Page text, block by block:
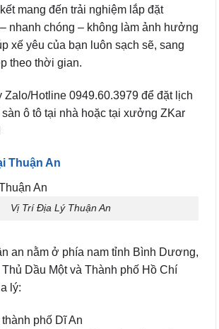
mang đến trải nghiệm lắp đặt
nhanh chóng – không làm ảnh hưởng
xế yêu của bạn luôn sạch sẽ, sang
theo thời gian.
Zalo/Hotline 0949.60.3979 để đặt lịch
sàn ô tô tại nhà hoặc tại xưởng ZKar
Thuận An
Vị Trí Địa Lý Thuận An
an nằm ở phía nam tỉnh Bình Dương,
Dầu Một và Thành phố Hồ Chí
lý:
phố Dĩ An